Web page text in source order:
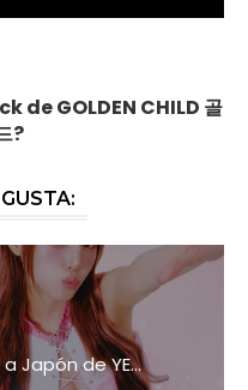
de GOLDEN CHILD 골
?
Japón de YE...